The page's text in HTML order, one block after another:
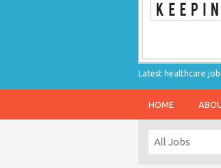
Latest healthcare
HOME